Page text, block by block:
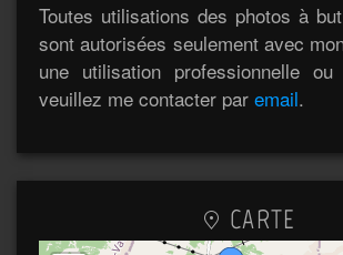
Toutes utilisations des photos à
sont autorisées seulement avec
une utilisation professionnelle ou
veuillez me contacter par email.
CARTE